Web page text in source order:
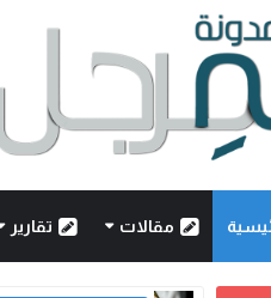
مقالات تقارير